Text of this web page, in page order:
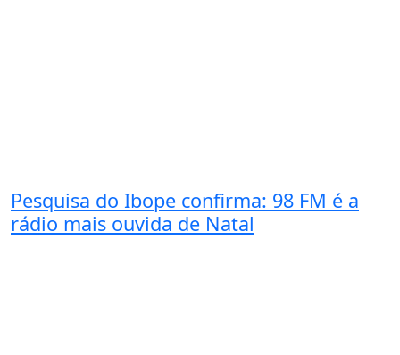
Pesquisa do Ibope confirma: 98 FM é a
rádio mais ouvida de Natal